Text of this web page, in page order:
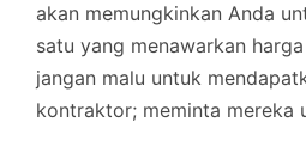
akan memungkinkan Anda
satu yang menawarkan
jangan malu untuk
kontraktor; meminta mereka